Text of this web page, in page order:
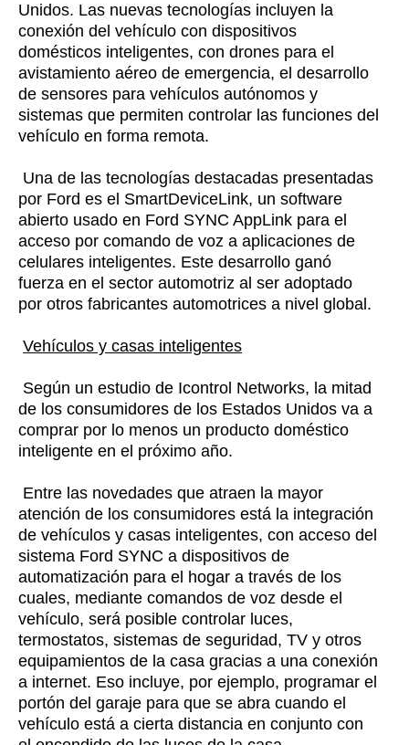
Unidos. Las nuevas tecnologías incluyen la
conexión del vehículo con dispositivos
domésticos inteligentes, con drones para el
avistamiento aéreo de emergencia, el desarrollo
de sensores para vehículos autónomos y
sistemas que permiten controlar las funciones del
vehículo en forma remota.
Una de las tecnologías destacadas presentadas
por Ford es el SmartDeviceLink, un software
abierto usado en Ford SYNC AppLink para el
acceso por comando de voz a aplicaciones de
celulares inteligentes. Este desarrollo ganó
fuerza en el sector automotriz al ser adoptado
por otros fabricantes automotrices a nivel global.
Vehículos y casas inteligentes
Según un estudio de Icontrol Networks, la mitad
de los consumidores de los Estados Unidos va a
comprar por lo menos un producto doméstico
inteligente en el próximo año.
Entre las novedades que atraen la mayor
atención de los consumidores está la integración
de vehículos y casas inteligentes, con acceso del
sistema Ford SYNC a dispositivos de
automatización para el hogar a través de los
cuales, mediante comandos de voz desde el
vehículo, será posible controlar luces,
termostatos, sistemas de seguridad, TV y otros
equipamientos de la casa gracias a una conexión
a internet. Eso incluye, por ejemplo, programar el
portón del garaje para que se abra cuando el
vehículo está a cierta distancia en conjunto con